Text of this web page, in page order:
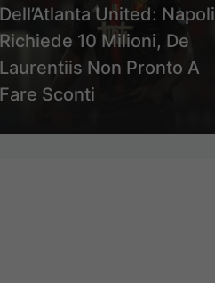
Dell’Atlanta United: Napoli
Richiede 10 Milioni, De
Laurentiis Non Pronto A
Fare Sconti